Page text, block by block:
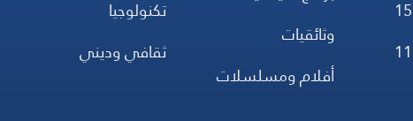
وثائقيات
أفلام ومسلسلات
تكنولوجيا
ثقافي وديني